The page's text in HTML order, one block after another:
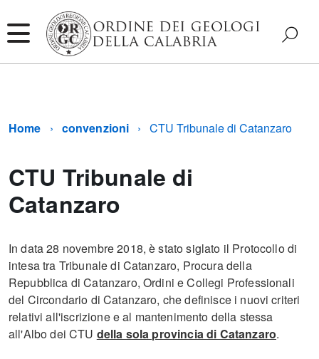
Home convenzioni CTU Tribunale di Catanzaro
CTU Tribunale di
Catanzaro
In data 28 novembre 2018, è stato siglato il Protocollo di
intesa tra Tribunale di Catanzaro, Procura della
Repubblica di Catanzaro, Ordini e Collegi Professionali
del Circondario di Catanzaro, che definisce i nuovi criteri
relativi all'iscrizione e al mantenimento della stessa
all'Albo dei CTU della sola provincia di Catanzaro.